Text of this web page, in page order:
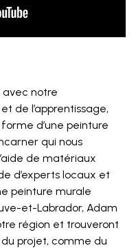
avec notre
de l’apprentissage,
d’une peinture
qui nous
de matériaux
d’experts locaux et
peinture murale
et-Labrador, Adam
région et trouveront
projet, comme du